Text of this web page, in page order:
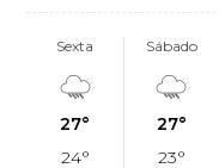
Sexta
27°
24°
Sábado
27°
23°